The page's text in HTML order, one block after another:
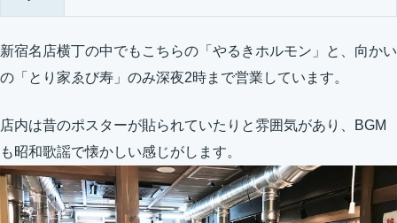
新宿名店横丁の中でもこちらの「やるきホルモン」と、向かい
の「とり家ゑび寿」のみ深夜2時まで営業しています。
店内は昔のポスターが貼られていたりと雰囲気があり、BGM
も昭和歌謡で懐かしい感じがします。